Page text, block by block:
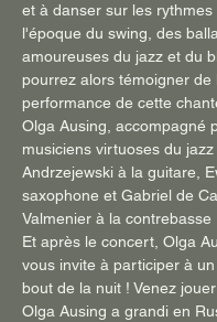
et à danser sur les rythmes
l'époque du swing, des
amoureuses du jazz et du
pourrez alors témoigner de
performance de cette
Olga Ausing, accompagné
musiciens virtuoses du
Andrzejewski à la guitare,
saxophone et Gabriel de
Valmenier à la contrebasse
Et après le concert, Olga
vous invite à participer à
bout de la nuit ! Venez
Olga Ausing a grandi en